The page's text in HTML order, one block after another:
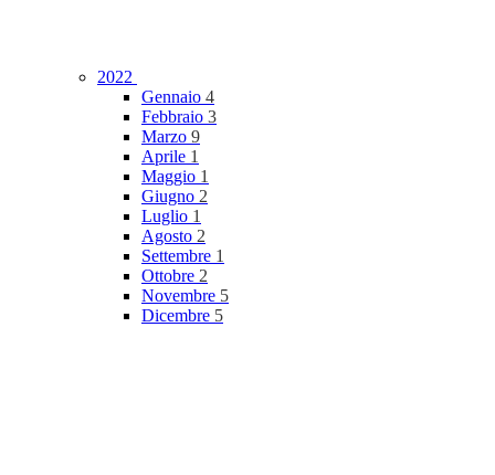
2022
Gennaio 4
Febbraio 3
Marzo 9
Aprile 1
Maggio 1
Giugno 2
Luglio 1
Agosto 2
Settembre 1
Ottobre 2
Novembre 5
Dicembre 5